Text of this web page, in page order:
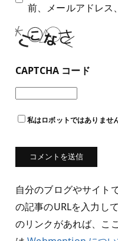
前、メールアドレス
CAPTCHA コード
私はロボットではありませ
自分のブログやサイト
の記事のURLを入力し
のリンクがあれば、こ